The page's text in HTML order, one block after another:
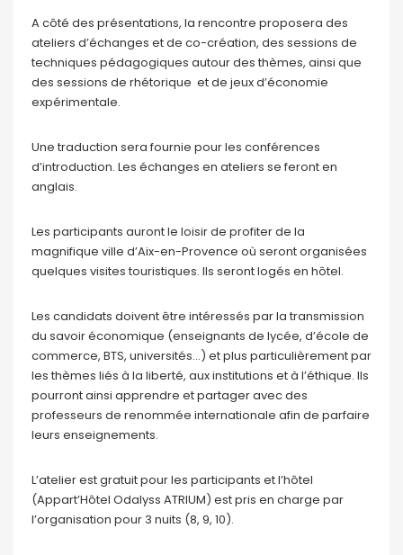
A côté des présentations, la rencontre proposera des
ateliers d’échanges et de co-création, des sessions de
techniques pédagogiques autour des thèmes, ainsi que
des sessions de rhétorique et de jeux d’économie
expérimentale.
Une traduction sera fournie pour les conférences
d’introduction. Les échanges en ateliers se feront en
anglais.
Les participants auront le loisir de profiter de la
magnifique ville d’Aix-en-Provence où seront organisées
quelques visites touristiques. Ils seront logés en hôtel.
Les candidats doivent être intéressés par la transmission
du savoir économique (enseignants de lycée, d’école de
commerce, BTS, universités…) et plus particulièrement par
les thèmes liés à la liberté, aux institutions et à l’éthique. Ils
pourront ainsi apprendre et partager avec des
professeurs de renommée internationale afin de parfaire
leurs enseignements.
L’atelier est gratuit pour les participants et l’hôtel
(Appart’Hôtel Odalyss ATRIUM) est pris en charge par
l’organisation pour 3 nuits (8, 9, 10).